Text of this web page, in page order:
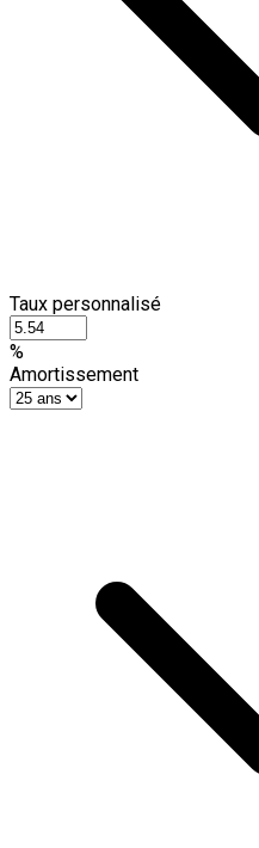
Taux personnalisé
%
Amortissement